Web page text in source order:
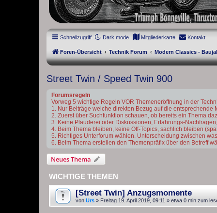
Schnellzugriff Dark mode Mitgliederkarte Kontakt
Foren-Übersicht Technik Forum Modern Classics -
Street Twin / Speed Twin 900
Forumsregeln
Vorweg 5 wichtige Regeln VOR Themeneröffnung in der
1. Nur Beiträge welche direkten Bezug auf die entsprechende
2. Zuerst über Suchfunktion schauen, ob bereits ein Thema
3. Keine Plauderei oder Diskussionen, Erfahrungs-
4. Beim Thema bleiben, keine Off-Topics, sachlich bleiben
5. Richtiges Unterforum wählen. Unterscheidung zwischen
6. Beim Thema erstellen den Themenpräfix über den Betreff
Neues Thema
WICHTIGE THEMEN
[Street Twin] Anzugsmomente
von Urs » Freitag 19. April 2019, 09:11 » etwa 0 min zum